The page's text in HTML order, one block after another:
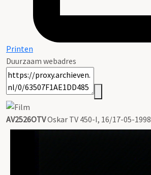
Printen
Duurzaam webadres
AV2526OTVOskar TV 450-I, 16/17-05-1998